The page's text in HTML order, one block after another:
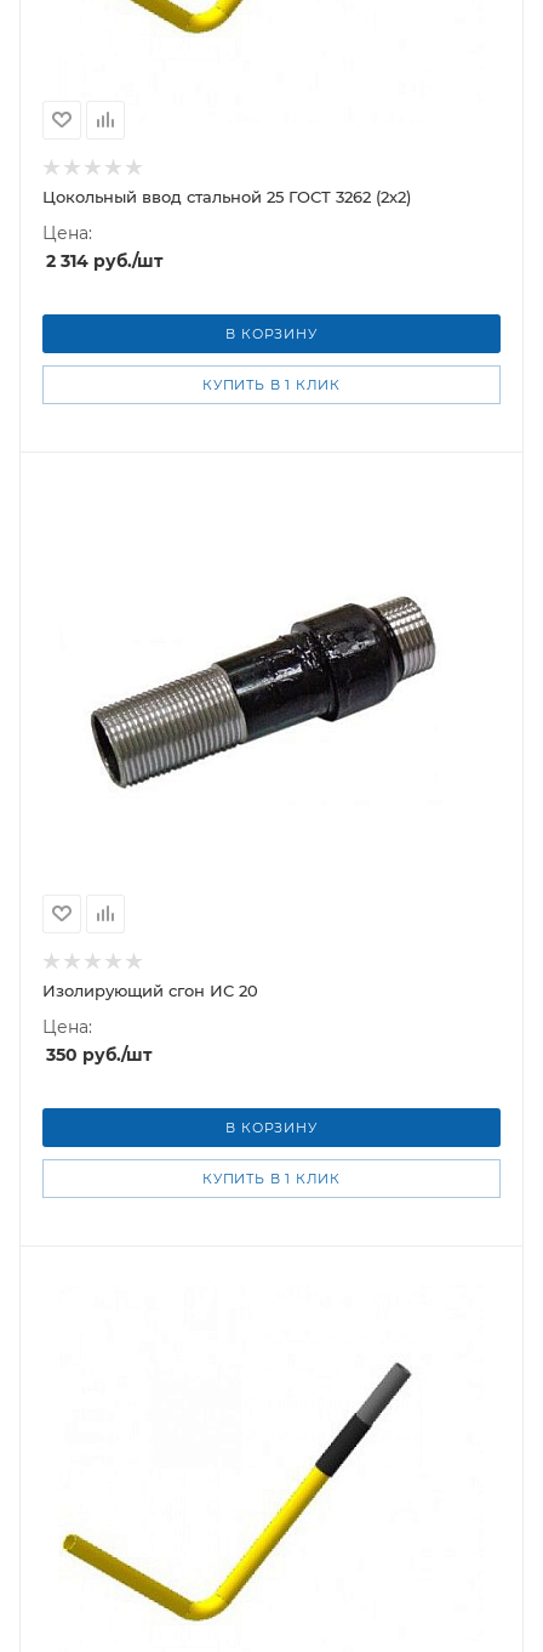
Цокольный ввод стальной 25 ГОСТ 3262 (2х2)
Цена:
2 314 руб./шт
В КОРЗИНУ
КУПИТЬ В 1 КЛИК
Изолирующий сгон ИС 20
Цена:
350 руб./шт
В КОРЗИНУ
КУПИТЬ В 1 КЛИК